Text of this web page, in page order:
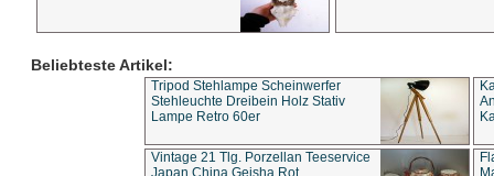
Beliebteste Artikel:
Tripod Stehlampe Scheinwerfer
Stehleuchte Dreibein Holz Stativ
Lampe Retro 60er
Vintage 21 Tlg. Porzellan Teeservice
Japan China Geisha Rot